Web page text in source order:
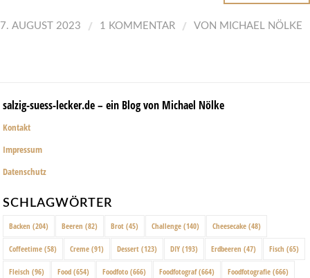
7. AUGUST 2023 / 1 KOMMENTAR / VON MICHAEL NÖLKE
salzig-suess-lecker.de – ein Blog von Michael Nölke
Kontakt
Impressum
Datenschutz
SCHLAGWÖRTER
Backen (204) Beeren (82) Brot (45) Challenge (140) Cheesecake (48)
Coffeetime (58) Creme (91) Dessert (123) DIY (193) Erdbeeren (47) Fisch (65)
Fleisch (96) Food (654) Foodfoto (666) Foodfotograf(664) Foodfotografie (666)